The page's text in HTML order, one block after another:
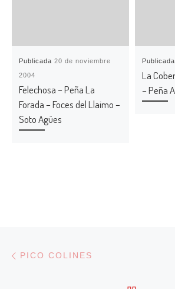
Publicada20 de noviembre
2004
Felechosa – Peña La
Forada – Foces del Llaimo –
Soto Agües
La
– Peña
Navegación de entradas
PICO COLINES